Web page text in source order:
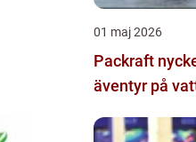
01 maj 2026
Packraft nyckeln till lätta
äventyr på